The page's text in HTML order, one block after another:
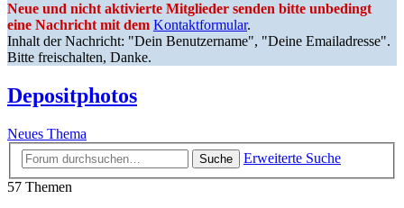
Neue und nicht aktivierte Mitglieder senden bitte unbedingt
eine Nachricht mit dem Kontaktformular.
Inhalt der Nachricht: "Dein Benutzername", "Deine Emailadresse".
Bitte freischalten, Danke.
Depositphotos
Neues Thema
Suche
Erweiterte Suche
57 Themen